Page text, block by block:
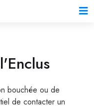
bouchée ou de
de contacter un